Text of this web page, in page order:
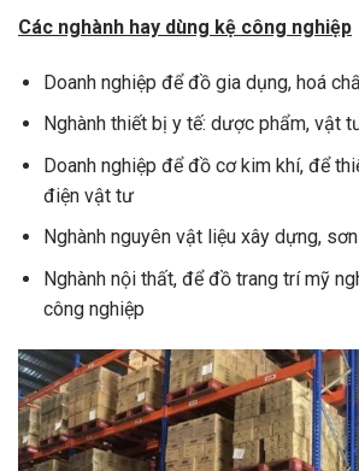
Các nghành hay dùng kệ công nghiệp
Doanh nghiệp để đồ gia dụng, hoá
Nghành thiết bị y tế: dược phẩm, vật
Doanh nghiệp để đồ cơ kim khí, để
điện vật tư
Nghành nguyên vật liệu xây dựng, sơn
Nghành nội thất, để đồ trang trí mỹ
công nghiệp